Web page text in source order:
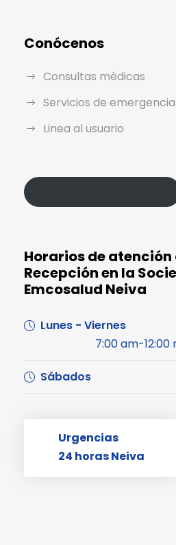
Conócenos
Consultas médicas
Servicios de emergencia
Linea al usuario
Horarios de atención
Recepción en la
Emcosalud Neiva
Lunes - Viernes
7:00 am-
Sábados
Urgencias
24 horas Neiva